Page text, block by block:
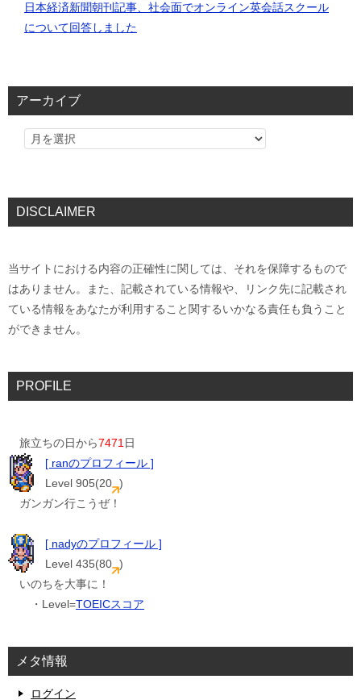
日本経済新聞朝刊記事、社会面でオンライン英会話スクール
について回答しました
アーカイブ
DISCLAIMER
当サイトにおける内容の正確性に関しては、それを保障するもので
はありません。また、記載されている情報や、リンク先に記載され
ている情報をあなたが利用すること関するいかなる責任も負うこと
ができません。
PROFILE
旅立ちの日から7471日
[ ranのプロフィール ]
Level 905(20 )
ガンガン行こうぜ！
[ nadyのプロフィール ]
Level 435(80 )
いのちを大事に！
・Level=TOEICスコア
メタ情報
ログイン